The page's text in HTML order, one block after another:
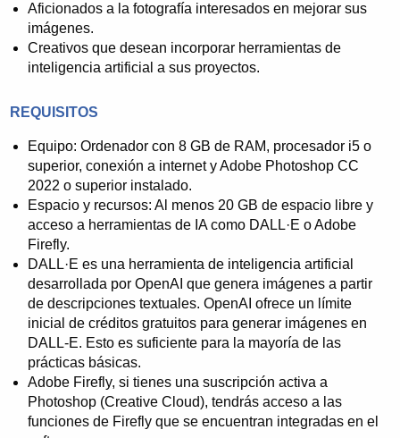
resultados en las valoraciones de los alumnos.
Aficionados a la fotografía interesados en mejorar sus
imágenes.
Creativos que desean incorporar herramientas de
inteligencia artificial a sus proyectos.
REQUISITOS
Equipo: Ordenador con 8 GB de RAM, procesador i5 o
superior, conexión a internet y Adobe Photoshop CC
2022 o superior instalado.
Espacio y recursos: Al menos 20 GB de espacio libre y
acceso a herramientas de IA como DALL·E o Adobe
Firefly.
DALL·E es una herramienta de inteligencia artificial
desarrollada por OpenAI que genera imágenes a partir
de descripciones textuales. OpenAI ofrece un límite
inicial de créditos gratuitos para generar imágenes en
DALL-E. Esto es suficiente para la mayoría de las
prácticas básicas.
Adobe Firefly, si tienes una suscripción activa a
Photoshop (Creative Cloud), tendrás acceso a las
funciones de Firefly que se encuentran integradas en el